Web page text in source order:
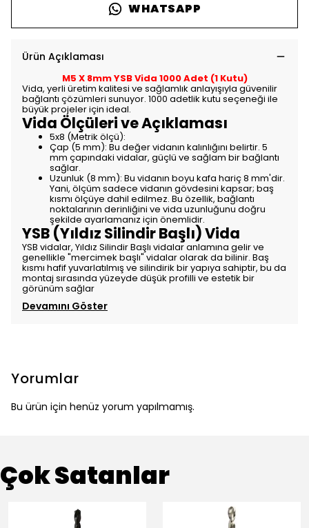
WHATSAPP
Ürün Açıklaması
M5 X 8mm YSB Vida 1000 Adet (1 Kutu)
Vida, yerli üretim kalitesi ve sağlamlık anlayışıyla güvenilir
bağlantı çözümleri sunuyor. 1000 adetlik kutu seçeneği ile
büyük projeler için ideal.
Vida Ölçüleri ve Açıklaması
5x8 (Metrik ölçü):
Çap (5 mm): Bu değer vidanın kalınlığını belirtir. 5
mm çapındaki vidalar, güçlü ve sağlam bir bağlantı
sağlar.
Uzunluk (8 mm): Bu vidanın boyu kafa hariç 8 mm'dir.
Yani, ölçüm sadece vidanın gövdesini kapsar; baş
kısmı ölçüye dahil edilmez. Bu özellik, bağlantı
noktalarının derinliğini ve vida uzunluğunu doğru
şekilde ayarlamanız için önemlidir.
YSB (Yıldız Silindir Başlı) Vida
YSB vidalar, Yıldız Silindir Başlı vidalar anlamına gelir ve
genellikle "mercimek başlı" vidalar olarak da bilinir. Baş
kısmı hafif yuvarlatılmış ve silindirik bir yapıya sahiptir, bu da
montaj sırasında yüzeyde düşük profilli ve estetik bir
görünüm sağlar
Devamını Göster
Yorumlar
Bu ürün için henüz yorum yapılmamış.
Çok Satanlar